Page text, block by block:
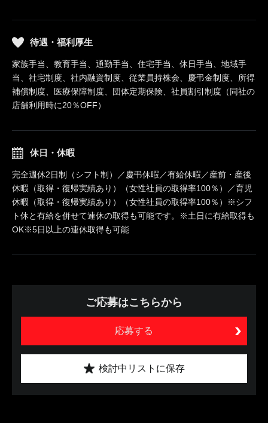
待遇・福利厚生
家族手当、教育手当、通勤手当、住宅手当、休日手当、地域手
当、社宅制度、社内融資制度、従業員持株会、慶弔金制度、所得
補償制度、医療保障制度、団体定期保険、社員割引制度（同社の
店舗利用時に20％OFF）
休日・休暇
完全週休2日制（シフト制）／慶弔休暇／有給休暇／産前・産後
休暇（取得・復帰実績あり）（女性社員の取得率100％）／育児
休暇（取得・復帰実績あり）（女性社員の取得率100％）※シフ
ト休と有給を併せて連休の取得も可能です。※土日に有給取得も
OK※5日以上の連休取得も可能
ご応募はこちらから
応募する
検討中リストに保存